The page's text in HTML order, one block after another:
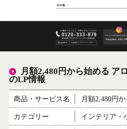
月額2,480円から始める ア
のLP情報
商品・サービス名 月額2,480円
カテゴリー インテリア・